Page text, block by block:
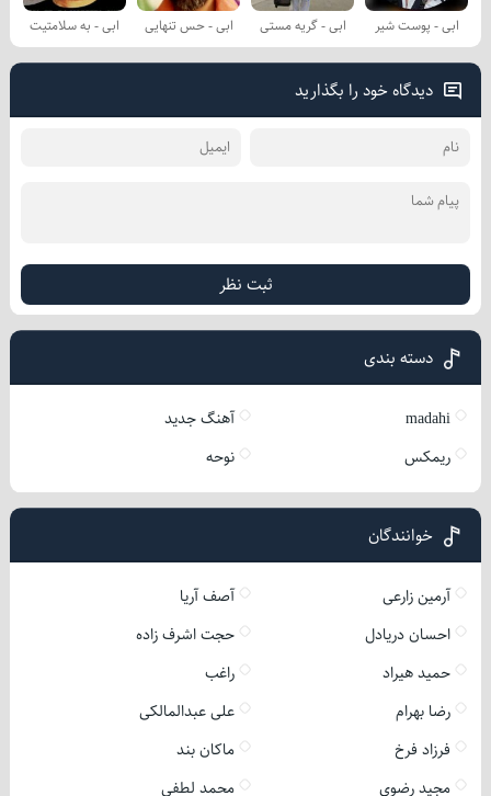
ابی - پوست شیر ابی - گریه مستی ابی - حس تنهایی ابی - به سلامتیت
دیدگاه خود را بگذارید
ثبت نظر
دسته بندی
madahi
آهنگ جدید
ریمکس
نوحه
خوانندگان
آرمین زارعی
آصف آریا
احسان دریادل
حجت اشرف زاده
حمید هیراد
راغب
رضا بهرام
علی عبدالمالکی
فرزاد فرخ
ماکان بند
مجید رضوی
محمد لطفی